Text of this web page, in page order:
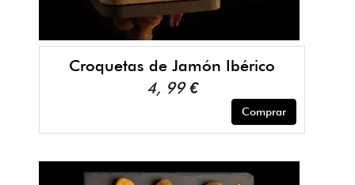
Croquetas de Jamón Ibérico
4, 99 €
Comprar